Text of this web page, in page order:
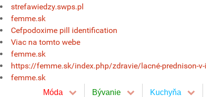
strefawiedzy.swps.pl
femme.sk
Cefpodoxime pill identification
Viac na tomto webe
femme.sk
https://femme.sk/index.php/zdravie/lacné-prednison-v-
femme.sk
Móda Bývanie Kuchyňa